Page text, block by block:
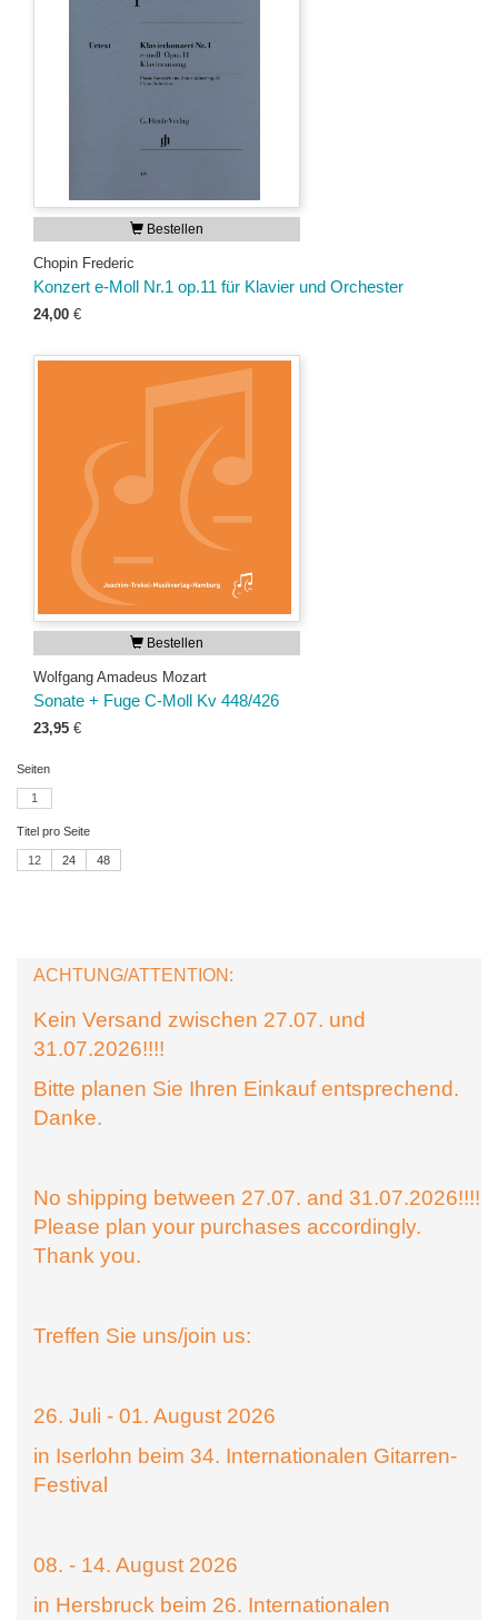
Bestellen
Chopin Frederic
Konzert e-Moll Nr.1 op.11 für Klavier und Orchester
24,00 €
Bestellen
Wolfgang Amadeus Mozart
Sonate + Fuge C-Moll Kv 448/426
23,95 €
Seiten
1
Titel pro Seite
12 24 48
ACHTUNG/ATTENTION:
Kein Versand zwischen 27.07. und
31.07.2026!!!!
Bitte planen Sie Ihren Einkauf entsprechend.
Danke.
No shipping between 27.07. and 31.07.2026!!!!
Please plan your purchases accordingly.
Thank you.
Treffen Sie uns/join us:
26. Juli - 01. August 2026
in Iserlohn beim 34. Internationalen Gitarren-
Festival
08. - 14. August 2026
in Hersbruck beim 26. Internationalen